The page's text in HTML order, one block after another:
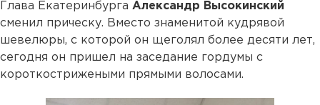
Глава Екатеринбурга Александр Высокинский
сменил прическу. Вместо знаменитой кудрявой
шевелюры, с которой он щеголял более десяти лет,
сегодня он пришел на заседание гордумы с
короткострижеными прямыми волосами.